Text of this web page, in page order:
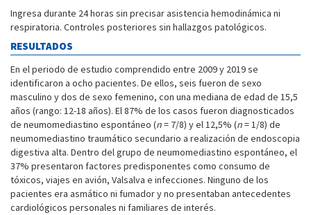
Ingresa durante 24 horas sin precisar asistencia hemodinámica ni
respiratoria. Controles posteriores sin hallazgos patológicos.
RESULTADOS
En el periodo de estudio comprendido entre 2009 y 2019 se
identificaron a ocho pacientes. De ellos, seis fueron de sexo
masculino y dos de sexo femenino, con una mediana de edad de 15,5
años (rango: 12-18 años). El 87% de los casos fueron diagnosticados
de neumomediastino espontáneo (n= 7/8) y el 12,5% (n= 1/8) de
neumomediastino traumático secundario a realización de endoscopia
digestiva alta. Dentro del grupo de neumomediastino espontáneo, el
37% presentaron factores predisponentes como consumo de
tóxicos, viajes en avión, Valsalva e infecciones. Ninguno de los
pacientes era asmático ni fumador y no presentaban antecedentes
cardiológicos personales ni familiares de interés.